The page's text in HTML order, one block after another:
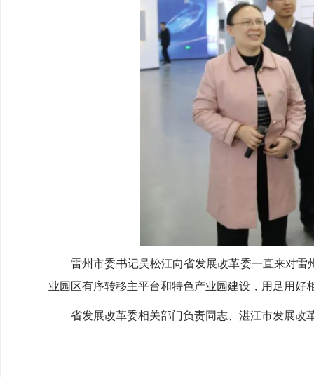
雷州市委书记吴松江向省发展改革委一直来对雷
业园区有序转移主平台和特色产业园建设，用足用
省发展改革委相关部门负责同志、湛江市发展改